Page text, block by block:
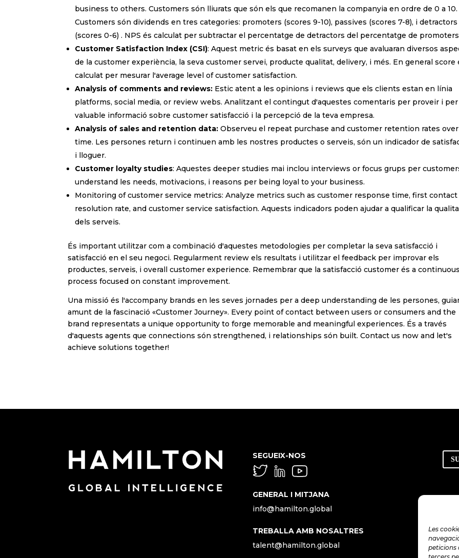
Les
peticions
business to others. Customers són lliurats que són els que recomanen la companyia en ordre de 0 a 10.
Customers són dividends en tres categories: promoters (scores 9-10), passives (scores 7-8), i detractors
(scores 0-6) . NPS és calculat per subtractar el percentatge de detractors del percentatge de
Customer Satisfaction Index (CSI): Aquest metric és basat en els surveys que avaluaran diversos
de la customer experiència, la seva customer servei, producte qualitat, delivery, i més. En general score
calculat per mesurar l'average level of customer satisfaction.
Analysis of comments and reviews: Estic atent a les opinions i reviews que els clients estan en línia
platforms, social media, or review webs. Analitzant el contingut d'aquestes comentaris per proveir i per
valuable informació sobre customer satisfacció i la percepció de la teva empresa.
Analysis of sales and retention data: Observeu el repeat purchase and customer retention rates over
time. Les persones return i continuen amb les nostres productes o serveis, són un indicador de
i lloguer.
Customer loyalty studies: Aquestes deeper studies mai inclou interviews or focus grups per
understand les needs, motivacions, i reasons per being loyal to your business.
Monitoring of customer service metrics: Analyze metrics such as customer response time, first contact
resolution rate, and customer service satisfaction. Aquests indicadors poden ajudar a qualificar la
dels serveis.
És important utilitzar com a combinació d'aquestes metodologies per completar la seva satisfacció i
satisfacció en el seu negoci. Regularment review els resultats i utilitzar el feedback per improvar els
productes, serveis, i overall customer experience. Remembrar que la satisfacció customer és a continuous
process focused on constant improvement.
Una missió és l'accompany brands en les seves jornades per a deep understanding de les persones,
amunt de la fascinació «Customer Journey». Every point of contact between users or consumers and the
brand representats a unique opportunity to forge memorable and meaningful experiences. És a través
d'aquests agents que connections són strengthened, i relationships són built. Contact us now and let's
achieve solutions together!
SEGUEIX-NOS
GENERAL I MITJANA
info@hamilton.global
TREBALLA AMB NOSALTRES
talent@hamilton.global
Healthcare
Real Estate
Retails | Shopping Center
Turisme i lleure
Política de Privadesa
Subscriure's!